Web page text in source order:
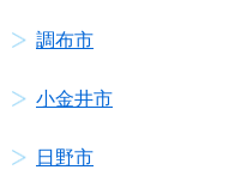
調布市
小金井市
日野市